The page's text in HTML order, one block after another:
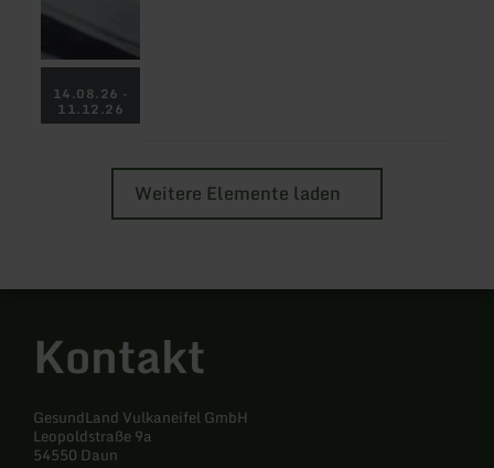
14.08.26 -
11.12.26
Weitere Elemente laden
Kontakt
GesundLand Vulkaneifel GmbH
Leopoldstraße 9a
54550 Daun